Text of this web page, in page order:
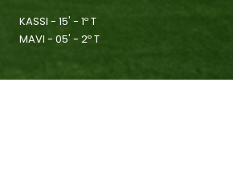
KASSI - 15' - 1º T
MAVI - 05' - 2º T